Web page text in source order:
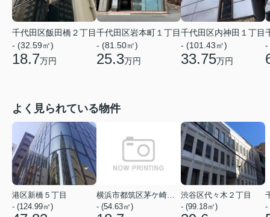
千代田区飯田橋２丁目
- (32.59㎡)
18.7万円
千代田区岩本町１丁目
- (81.50㎡)
25.3万円
千代田区内神田１丁目
- (101.43㎡)
33.75万円
-
よく見られている物件
港区新橋５丁目
- (124.99㎡)
- (54.63㎡)
渋谷区代々木２丁目
- (99.18㎡)
-